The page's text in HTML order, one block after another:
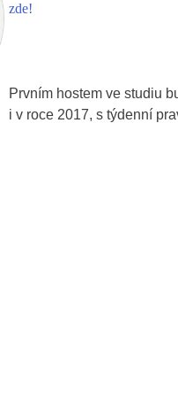
zde!
Prvním hostem ve studiu
i v roce 2017, s týdenní